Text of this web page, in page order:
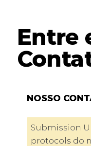
Entre
NOSSO
Submission
protocols do